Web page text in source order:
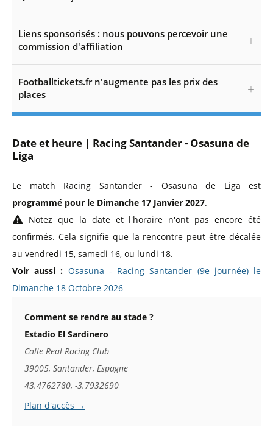
Liens sponsorisés : nous pouvons percevoir une
commission d'affiliation
Footballtickets.fr n'augmente pas les prix des
places
Date et heure | Racing Santander - Osasuna de
Liga
Le match Racing Santander - Osasuna de Liga est
programmé pour le Dimanche 17 Janvier 2027.
Notez que la date et l'horaire n'ont pas encore été
confirmés. Cela signifie que la rencontre peut être décalée
au vendredi 15, samedi 16, ou lundi 18.
Voir aussi : Osasuna - Racing Santander (9e journée) le
Dimanche 18 Octobre 2026
Comment se rendre au stade ?
Estadio El Sardinero
Calle Real Racing Club
39005, Santander, Espagne
43.4762780, -3.7932690
Plan d'accès →